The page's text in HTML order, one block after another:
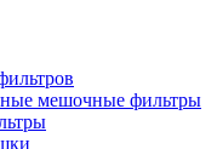
мешочные фильтры